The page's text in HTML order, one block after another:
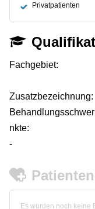
Privatpatienten
Fachgebiet:
Zusatzbezeichnung:
nkte:
-
Es wurden noch keine